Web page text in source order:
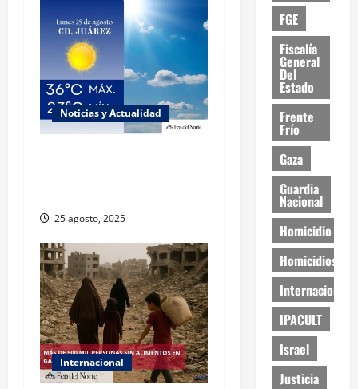
Noticias y Actualidad
25 agosto, 2025
Internacional
FGE
Fiscalía
General
Del
Estado
Frente
Frío
Gaza
Guardia
Nacional
Homicidio
Homicidios
Internacional
IPACULT
Israel
Justicia